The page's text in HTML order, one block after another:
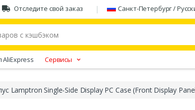
Отследите свой заказ Санкт-Петербург /
AliExpress Сервисы
Lamptron Single-Side Display PC Case (Front Display